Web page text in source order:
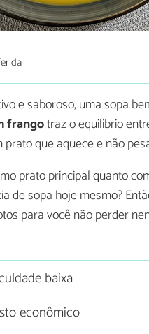
e saboroso, uma sopa
frangotraz o equilíbrio
que aquece e não
prato principal quanto
de sopa hoje mesmo?
para você não perder
baixa
econômico